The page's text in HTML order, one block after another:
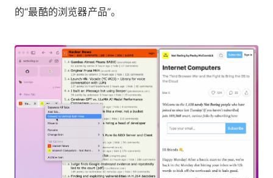
的“最酷的浏览器产品”。